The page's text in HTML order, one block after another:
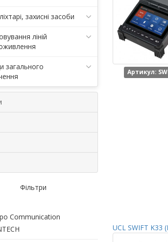
захисні засоби
ліній
загального
Фільтри
Communication
Артикул:
UCL SWIFT K33